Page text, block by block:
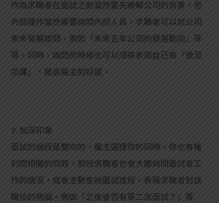
作為求職者在面試之前當然要先暸解公司的背景，但
內部運作當然需要詢問內部人員。求職者可以就公司
未來發展提問，例如「未來五年公司的發展動向」等
等。同時，詢問的時候也可以順帶表現自己有「做足
功課」，提高僱主的好感。
3. 加深印象
面試的過程是雙向的，僱主選擇你的同時，你也有權
利問相關的問題。部份求職者也會大膽詢問面試者工
作的情況，或者主動查詢面試進程，表現求職者對該
職位的熱誠，例如「之後會否有第二次面試？」等